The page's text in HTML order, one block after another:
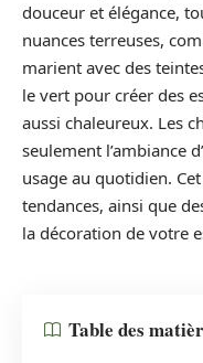
douceur et élégance,
nuances terreuses,
marient avec des
le vert pour créer des
aussi chaleureux. Les
seulement l’ambiance
usage au quotidien.
tendances, ainsi que
la décoration de votre
Table des